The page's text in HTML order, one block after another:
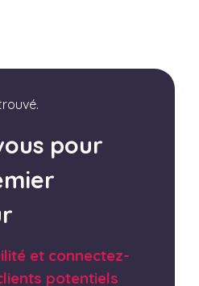
pour
et connectez-
potentiels